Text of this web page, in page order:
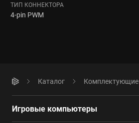
ТИП КОННЕКТОРА
4-pin PWM
Каталог Комплектующие
Игровые компьютеры